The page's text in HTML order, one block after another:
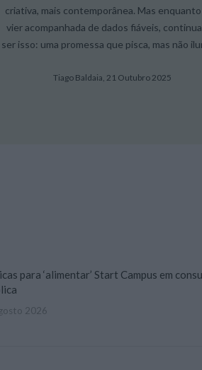
criativa, mais contemporânea. Mas
vier acompanhada de dados fiáveis,
ser isso: uma promessa que pisca, mas não
Tiago Baldaia, 21 Outubro 2025
para ‘alimentar’ Start Campus em
2026